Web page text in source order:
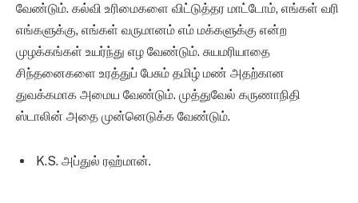
வேண்டும். கல்வி உரிமைகளை விட்டுத்தர மாட்டோம், எங்கள் வரி
எங்களுக்கு, எங்கள் வருமானம் எம் மக்களுக்கு என்ற
முழக்கங்கள் உயர்ந்து எழ வேண்டும். சுயமரியாதை
சிந்தனைகளை உரத்துப் பேசும் தமிழ் மண் அதற்கான
துவக்கமாக அமைய வேண்டும். முத்துவேல் கருணாநிதி
ஸ்டாலின் அதை முன்னெடுக்க வேண்டும்.
K.S. அப்துல் ரஹ்மான்.